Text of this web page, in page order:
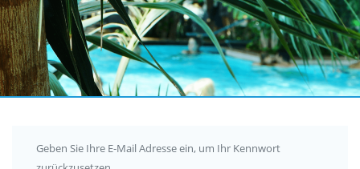
Geben Sie Ihre E-Mail Adresse ein, um Ihr Kennwort